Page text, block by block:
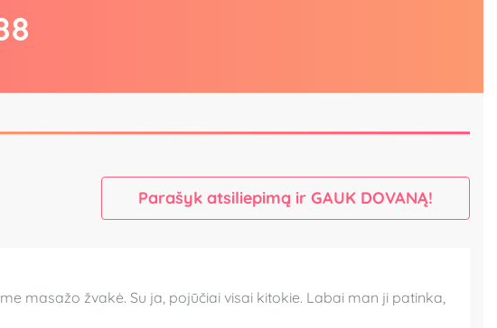
Parašyk atsiliepimą ir GAUK DOVANĄ!
masažo žvakė. Su ja, pojūčiai visai kitokie. Labai man ji patinka,